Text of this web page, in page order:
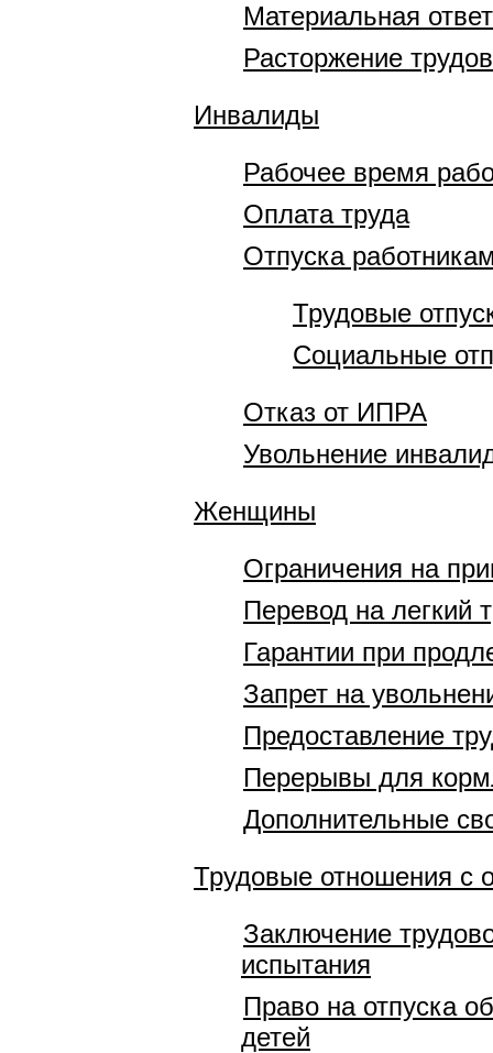
Материальная
Расторжение
Инвалиды
Рабочее время
Оплата труда
Отпуска
Трудовые
Социальные
Отказ от ИПРА
Увольнение
Женщины
Ограничения на
Перевод на легкий
Гарантии при
Запрет на
Предоставление
Перерывы для
Дополнительные
Трудовые отношения с
Заключение
испытания
Право на отпуска
детей